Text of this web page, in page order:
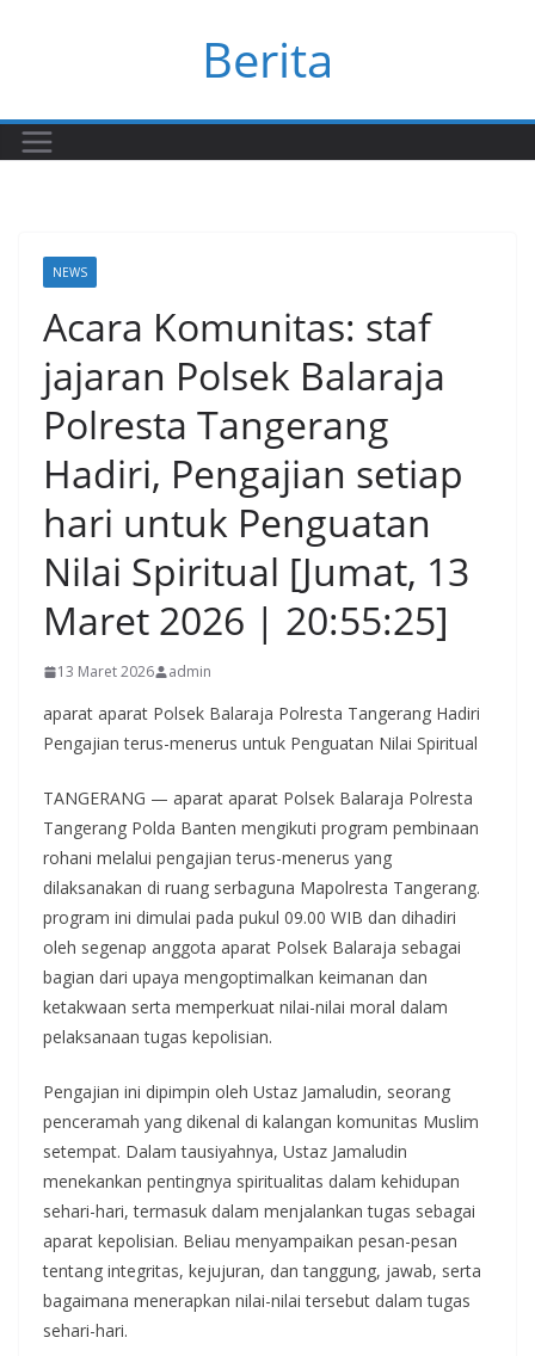
Berita
NEWS
Acara Komunitas: staf
jajaran Polsek Balaraja
Polresta Tangerang
Hadiri, Pengajian setiap
hari untuk Penguatan
Nilai Spiritual [Jumat, 13
Maret 2026 | 20:55:25]
13 Maret 2026 admin
aparat aparat Polsek Balaraja Polresta Tangerang Hadiri
Pengajian terus-menerus untuk Penguatan Nilai Spiritual
TANGERANG — aparat aparat Polsek Balaraja Polresta
Tangerang Polda Banten mengikuti program pembinaan
rohani melalui pengajian terus-menerus yang
dilaksanakan di ruang serbaguna Mapolresta Tangerang.
program ini dimulai pada pukul 09.00 WIB dan dihadiri
oleh segenap anggota aparat Polsek Balaraja sebagai
bagian dari upaya mengoptimalkan keimanan dan
ketakwaan serta memperkuat nilai-nilai moral dalam
pelaksanaan tugas kepolisian.
Pengajian ini dipimpin oleh Ustaz Jamaludin, seorang
penceramah yang dikenal di kalangan komunitas Muslim
setempat. Dalam tausiyahnya, Ustaz Jamaludin
menekankan pentingnya spiritualitas dalam kehidupan
sehari-hari, termasuk dalam menjalankan tugas sebagai
aparat kepolisian. Beliau menyampaikan pesan-pesan
tentang integritas, kejujuran, dan tanggung, jawab, serta
bagaimana menerapkan nilai-nilai tersebut dalam tugas
sehari-hari.